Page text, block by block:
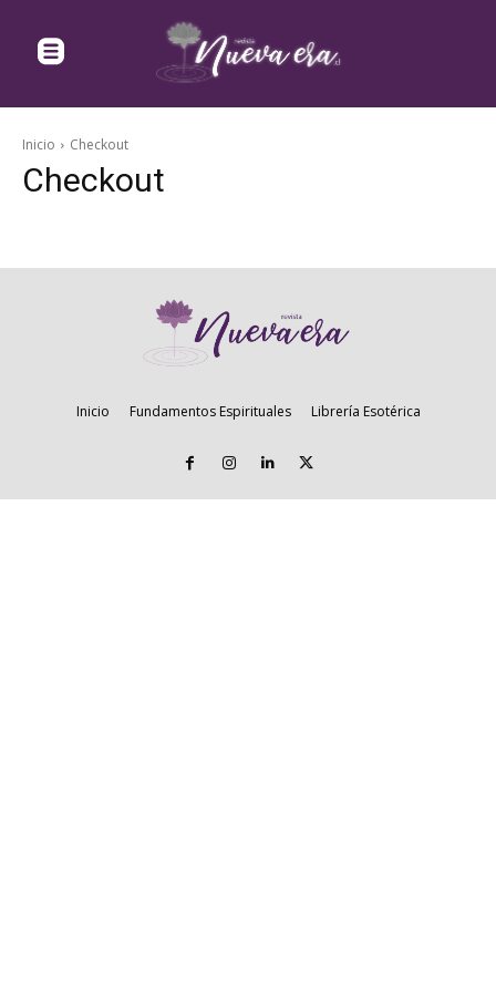
Inicio Checkout
Checkout
Inicio Fundamentos Espirituales Librería Esotérica